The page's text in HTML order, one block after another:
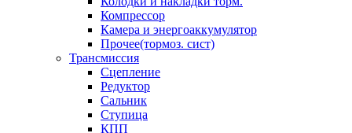
Компрессор
Камера и энергоаккумулятор
Прочее(тормоз. сист)
Трансмиссия
Сцепление
Редуктор
Сальник
Ступица
КПП